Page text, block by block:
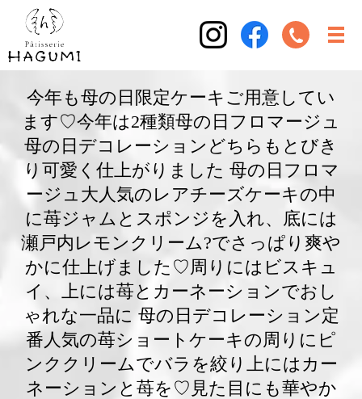
今年も母の日限定ケーキご用意してい
ます♡今年は2種類︎母の日フロマージュ︎︎
母の日デコレーション︎どちらもとびき
り可愛く仕上がりました ︎母の日フロマ
ージュ︎大人気のレアチーズケーキの中
に苺ジャムとスポンジを入れ、底には
瀬戸内レモンクリーム?でさっぱり爽や
かに仕上げました♡周りにはビスキュ
イ、上には苺とカーネーションでおし
ゃれな一品に ︎母の日デコレーション︎定
番人気の苺ショートケーキの周りにピ
ンククリームでバラを絞り上にはカー
ネーションと苺を♡見た目にも華やか